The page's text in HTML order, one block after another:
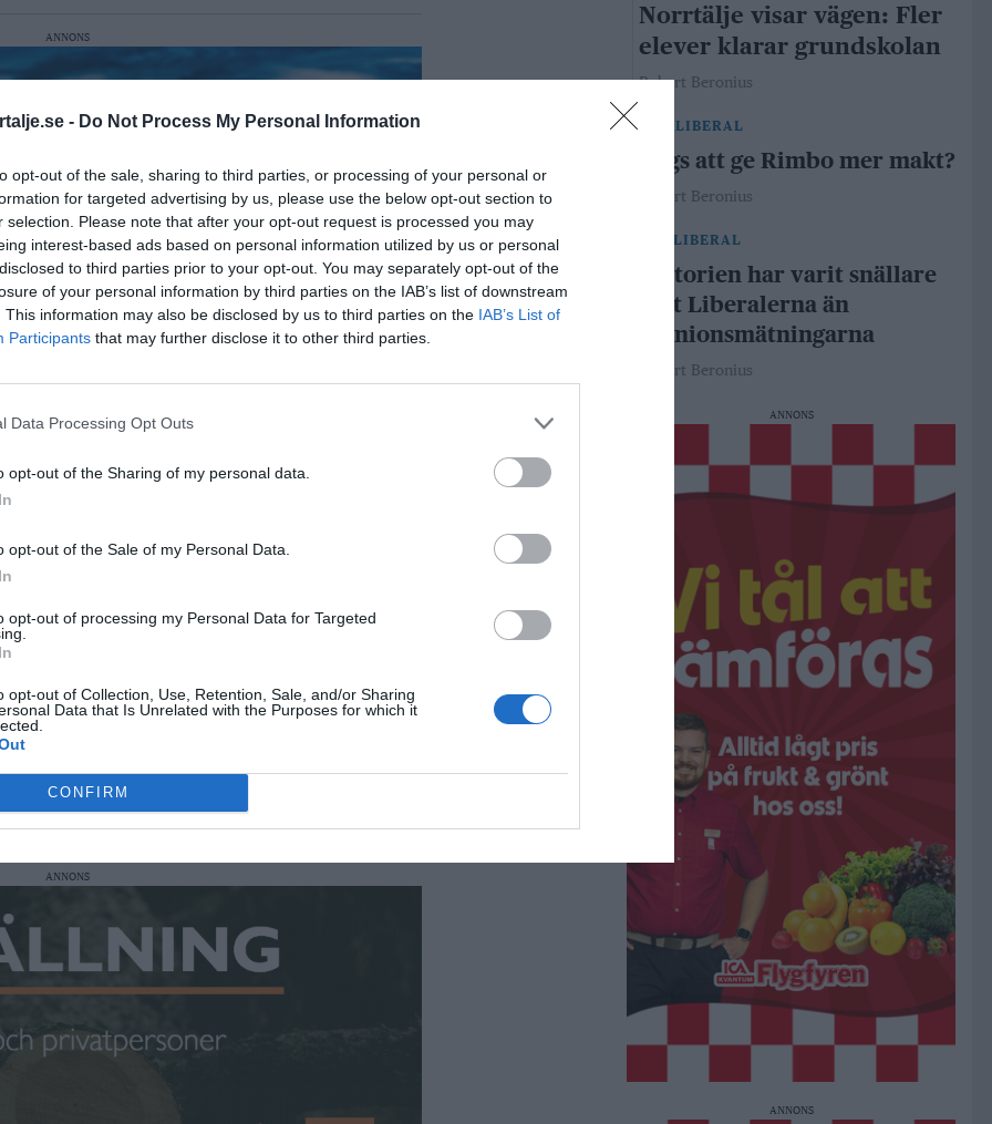
- Do Not Process My Personal Information
opt-out of the sale, sharing to third parties, or processing of your personal or
for targeted advertising by us, please use the below opt-out section to
selection. Please note that after your opt-out request is processed you may
interest-based ads based on personal information utilized by us or personal
to third parties prior to your opt-out. You may separately opt-out of the
of your personal information by third parties on the IAB’s list of downstream
This information may also be disclosed by us to third parties on the IAB’s List of
Participants that may further disclose it to other third parties.
Data Processing Opt Outs
opt-out of the Sharing of my personal data.
opt-out of the Sale of my Personal Data.
opt-out of processing my Personal Data for Targeted
opt-out of Collection, Use, Retention, Sale, and/or Sharing
Data that Is Unrelated with the Purposes for which it
CONFIRM
ANNONS
i Hockeyettan på bästa sätt. Inför
Arena besegrade laget gästande
en succé för NIK. Laget tog tidigt
visade upp såväl effektivitet som
premiären på hemmaplan inför nästan fulla
start på seriespelet för oss, säger
ANNONS
Norrtälje visar vägen: Fler
elever klarar grundskolan
Robert Beronius
29 julLIBERAL
Dags att ge Rimbo mer makt?
Robert Beronius
LIBERAL
Historien har varit snällare
mot Liberalerna än
opinionsmätningarna
Robert Beronius
ANNONS
ANNONS